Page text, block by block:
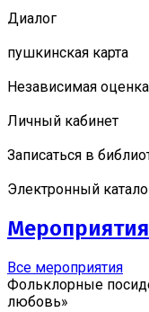
Диалог
пушкинская карта
Независимая оценка
Личный кабинет
Записаться в
Электронный
Мероприятия
Все мероприятия
Фольклорные
любовь»